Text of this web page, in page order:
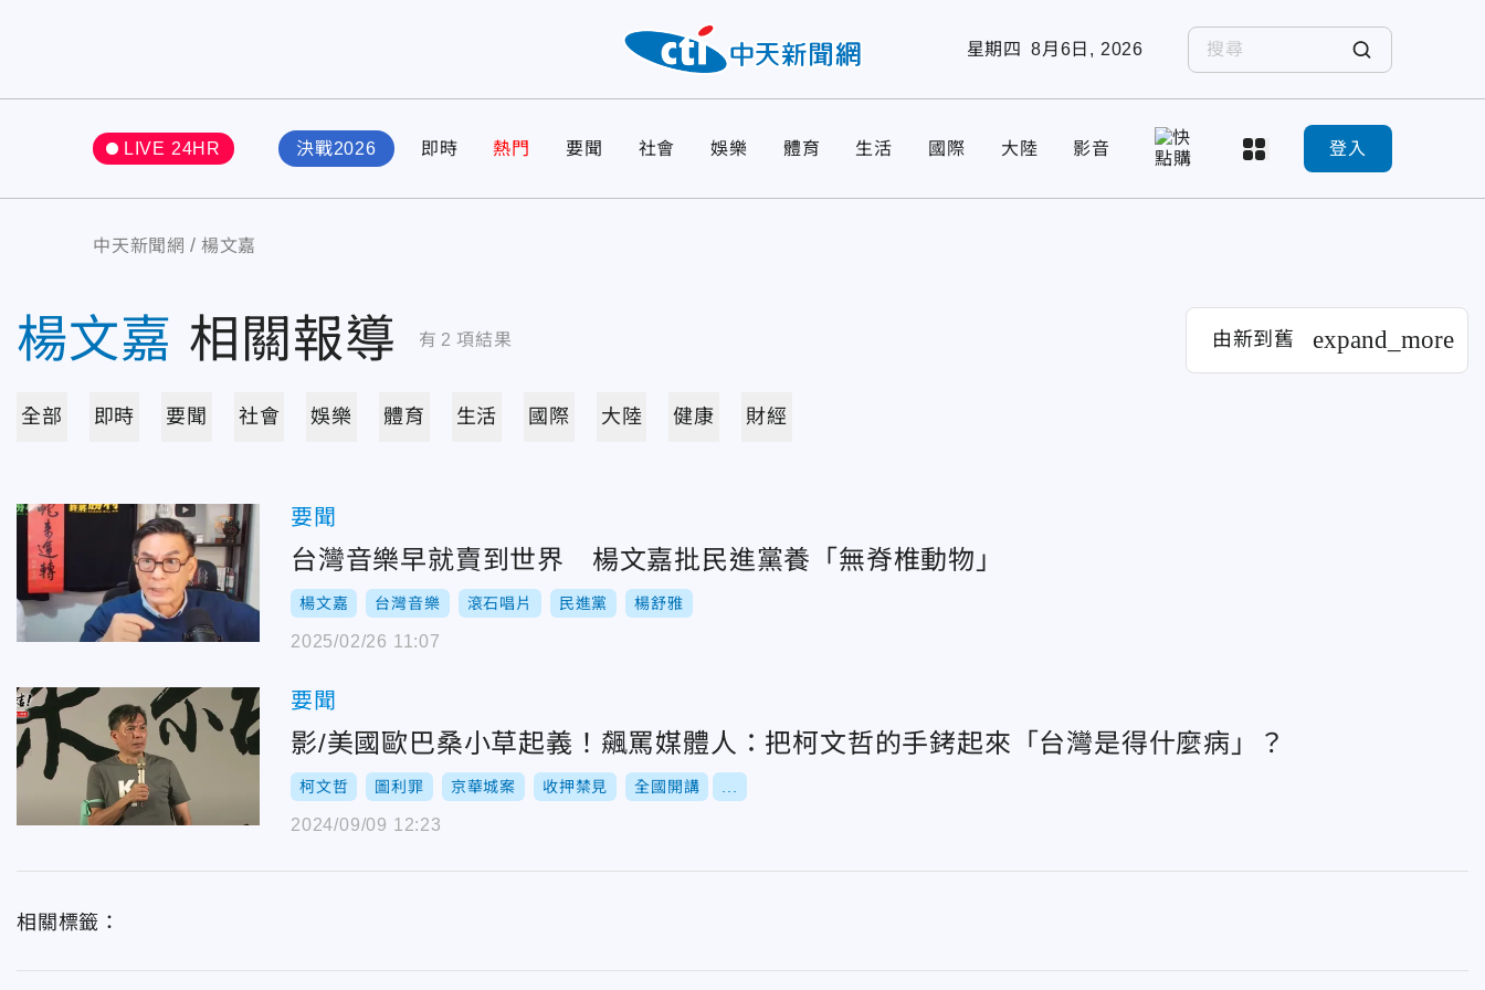
星期四 8月6日, 2026
LIVE 24HR 決戰2026 即時 熱門 要聞 社會 娛樂 體育 生活 國際 大陸 影音 登入
中天新聞網 楊文嘉
楊文嘉 相關報導 有 2 項結果 由新到舊 expand_more
全部 即時 要聞 社會 娛樂 體育 生活 國際 大陸 健康 財經
要聞
台灣音樂早就賣到世界 楊文嘉批民進黨養「無脊椎動物」
楊文嘉 台灣音樂 滾石唱片 民進黨 楊舒雅
2025/02/26 11:07
要聞
影/美國歐巴桑小草起義！飆罵媒體人：把柯文哲的手銬起來「台灣是得什麼病」？
柯文哲 圖利罪 京華城案 收押禁見 全國開講
2024/09/09 12:23
相關標籤：